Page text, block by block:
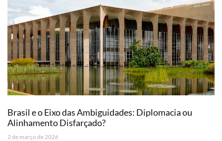
Brasil e o Eixo das Ambiguidades: Diplomacia ou
Alinhamento Disfarçado?
2 de março de 2026